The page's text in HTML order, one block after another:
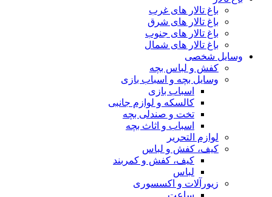
باغ تالار های غرب
باغ تالار های شرق
باغ تالار های جنوب
باغ تالار های شمال
وسایل شخصی
کفش و لباس بچه
وسایل بچه و اسباب بازی
اسباب بازی
کالسکه و لوازم جانبی
تخت و صندلی بچه
اسباب و اثاث بچه
لوازم التحریر
کیف، کفش و لباس
کیف، کفش و کمربند
لباس
زیورآلات و اکسسوری